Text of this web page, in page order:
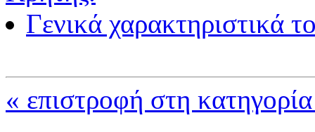
Γενικά χαρακτηριστικά
« επιστροφή στη